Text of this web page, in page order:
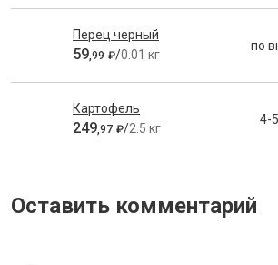
Перец черный
59,99 ₽/0.01 кг
по
Картофель
249,97 ₽/2.5 кг
4-
Оставить комментарий